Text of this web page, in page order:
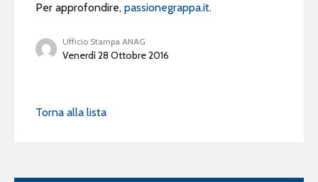
Per approfondire, passionegrappa.it.
Ufficio Stampa ANAG
Venerdì 28 Ottobre 2016
Torna alla lista